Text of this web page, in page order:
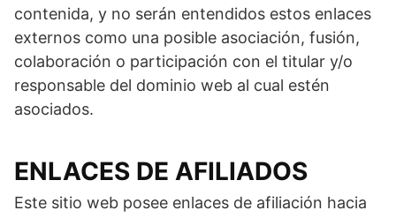
contenida, y no serán entendidos estos enlaces
externos como una posible asociación, fusión,
colaboración o participación con el titular y/o
responsable del dominio web al cual estén
asociados.
ENLACES DE AFILIADOS
Este sitio web posee enlaces de afiliación hacia